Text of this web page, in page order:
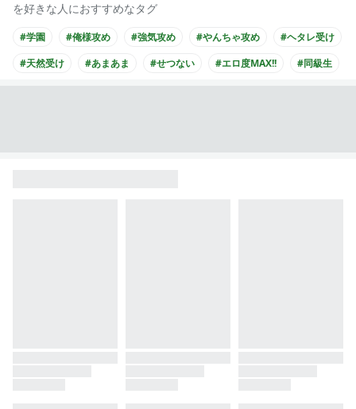
を好きな人におすすめなタグ
#学園 #俺様攻め #強気攻め #やんちゃ攻め
#ヘタレ受け
#天然受け
#あまあま #せつない #エロ度MAX!! #同級生